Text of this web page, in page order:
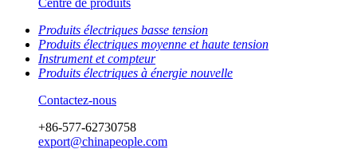
Produits électriques basse tension
Produits électriques moyenne et haute tension
Instrument et compteur
Produits électriques à énergie nouvelle
Contactez-nous
+86-577-62730758
export@chinapeople.com